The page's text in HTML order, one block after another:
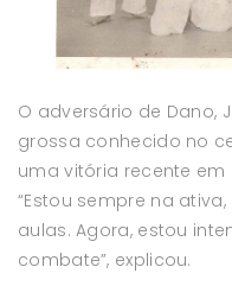
O adversário de Dano,
grossa conhecido no
uma vitória recente
“Estou sempre na
aulas. Agora, estou
combate”, explicou.